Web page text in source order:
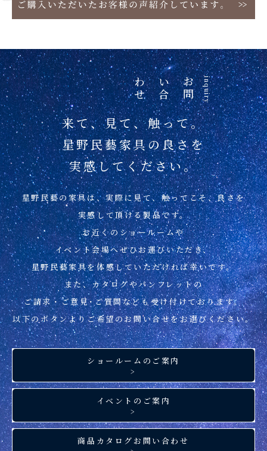
お
問
い
合
わ
せ inquiry
来て、見て、触って。
星野民藝家具の良さを
実感してください。
星野民藝の家具は、実際に見て、触ってこそ、良さを
実感して頂ける製品です。
お近くのショールームや
イベント会場へぜひお運びいただき、
星野民藝家具を体感していただければ幸いです。
また、カタログやパンフレットの
ご請求・ご意見･ご質問なども受け付けております。
以下のボタンよりご希望のお問い合せをお選びください。
ショールームのご案内
>
イベントのご案内
>
商品カタログお問い合わせ